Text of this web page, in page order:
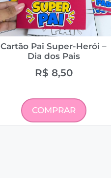
Cartão Pai Super-Herói –
Dia dos Pais
R$ 8,50
COMPRAR